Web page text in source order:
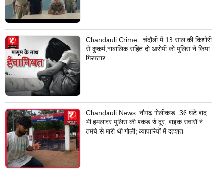
Chandauli Crime : चंदौली में 13 साल की किशोरी
से दुष्कर्म,नाबालिक सहित दो आरोपी को पुलिस ने किया
गिरफ्तार
Chandauli News: नौगढ़ गोलीकांड: 36 घंटे बाद
भी हमलावर पुलिस की पकड़ से दूर, बाइक सवारों ने
तमंचे से मारी थी गोली; व्यापारियों में दहशत